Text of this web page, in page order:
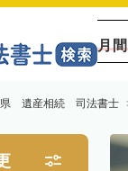
月
県 遺産相続 司法書士